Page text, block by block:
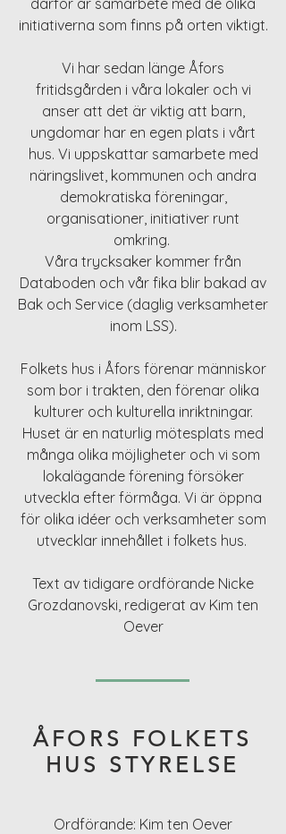
därför är samarbete med de olika
initiativerna som finns på orten viktigt.
Vi har sedan länge Åfors
fritidsgården i våra lokaler och vi
anser att det är viktig att barn,
ungdomar har en egen plats i vårt
hus. Vi uppskattar samarbete med
näringslivet, kommunen och andra
demokratiska föreningar,
organisationer, initiativer runt
omkring.
Våra trycksaker kommer från
Databoden och vår fika blir bakad av
Bak och Service (daglig verksamheter
inom LSS).
Folkets hus i Åfors förenar människor
som bor i trakten, den förenar olika
kulturer och kulturella inriktningar.
Huset är en naturlig mötesplats med
många olika möjligheter och vi som
lokalägande förening försöker
utveckla efter förmåga. Vi är öppna
för olika idéer och verksamheter som
utvecklar innehållet i folkets hus.
Text av tidigare ordförande Nicke
Grozdanovski, redigerat av Kim ten
Oever
ÅFORS FOLKETS
HUS STYRELSE
Ordförande: Kim ten Oever